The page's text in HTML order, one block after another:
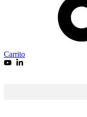
Carrito